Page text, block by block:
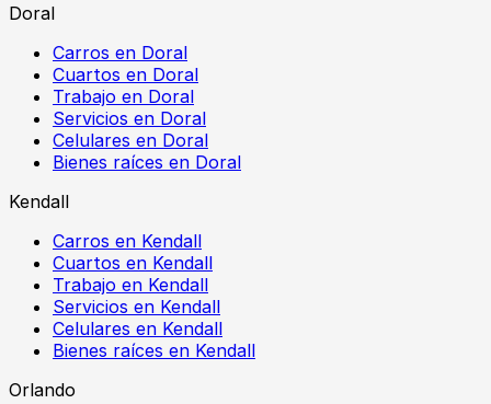
Doral
Carros en Doral
Cuartos en Doral
Trabajo en Doral
Servicios en Doral
Celulares en Doral
Bienes raíces en Doral
Kendall
Carros en Kendall
Cuartos en Kendall
Trabajo en Kendall
Servicios en Kendall
Celulares en Kendall
Bienes raíces en Kendall
Orlando